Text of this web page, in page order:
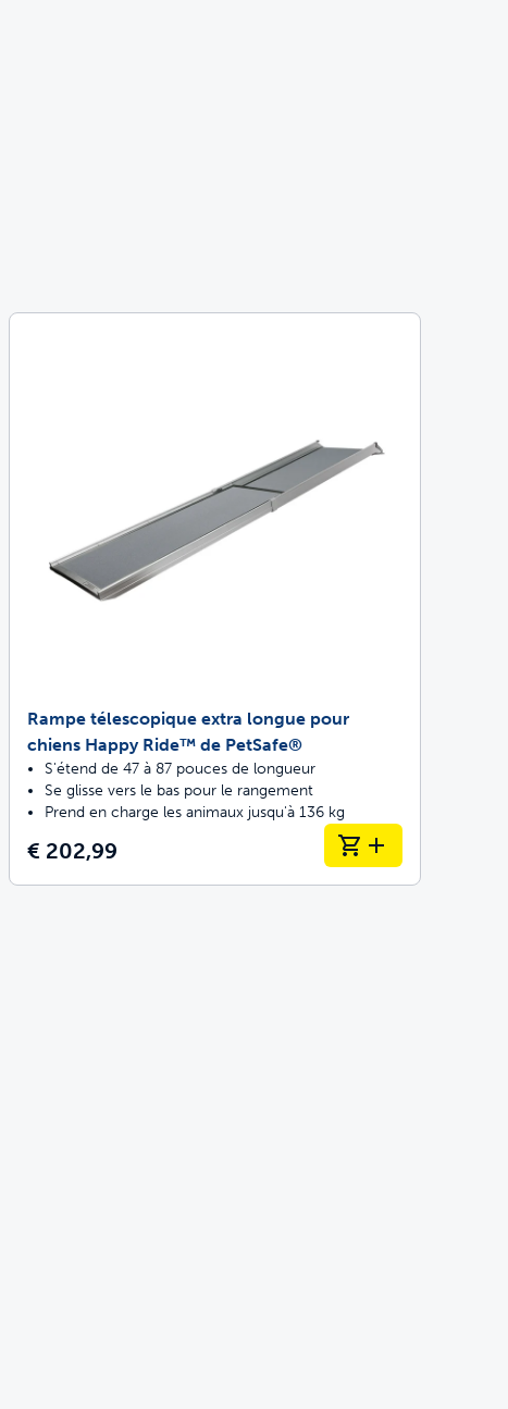
Rampe télescopique extra longue pour
chiens Happy Ride™ de PetSafe®
S'étend de 47 à 87 pouces de longueur
Se glisse vers le bas pour le rangement
Prend en charge les animaux jusqu'à 136 kg
€ 202,99